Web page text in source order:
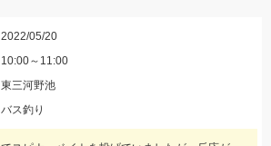
2022/05/20
10:00～11:00
東三河野池
バス釣り